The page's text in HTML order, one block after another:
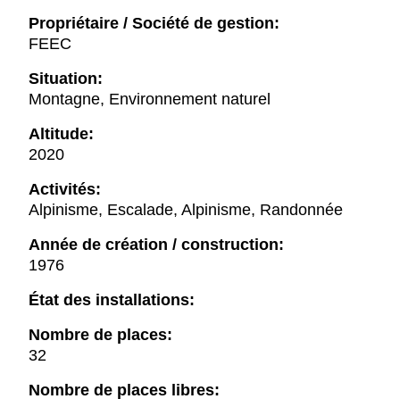
Propriétaire / Société de gestion:
FEEC
Situation:
Montagne, Environnement naturel
Altitude:
2020
Activités:
Alpinisme, Escalade, Alpinisme, Randonnée
Année de création / construction:
1976
État des installations:
Nombre de places:
32
Nombre de places libres: